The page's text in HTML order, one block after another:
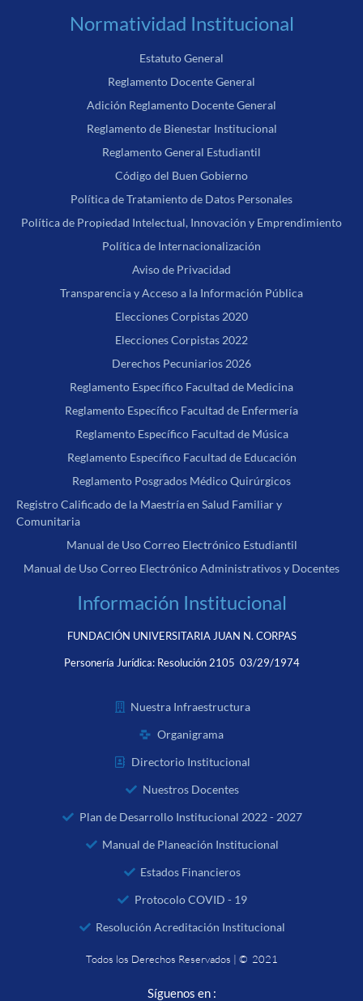
Normatividad Institucional
Estatuto General
Reglamento Docente General
Adición Reglamento Docente General
Reglamento de Bienestar Institucional
Reglamento General Estudiantil
Código del Buen Gobierno
Política de Tratamiento de Datos Personales
Política de Propiedad Intelectual, Innovación y Emprendimiento
Política de Internacionalización
Aviso de Privacidad
Transparencia y Acceso a la Información Pública
Elecciones Corpistas 2020
Elecciones Corpistas 2022
Derechos Pecuniarios 2026
Reglamento Específico Facultad de Medicina
Reglamento Específico Facultad de Enfermería
Reglamento Específico Facultad de Música
Reglamento Específico Facultad de Educación
Reglamento Posgrados Médico Quirúrgicos
Registro Calificado de la Maestría en Salud Familiar y
Comunitaria
Manual de Uso Correo Electrónico Estudiantil
Manual de Uso Correo Electrónico Administrativos y Docentes
Información Institucional
FUNDACIÓN UNIVERSITARIA JUAN N. CORPAS
Personería Jurídica: Resolución 2105 03/29/1974
Nuestra Infraestructura
Organigrama
Directorio Institucional
Nuestros Docentes
Plan de Desarrollo Institucional 2022 - 2027
Manual de Planeación Institucional
Estados Financieros
Protocolo COVID - 19
Resolución Acreditación Institucional
Todos los Derechos Reservados | © 2021
Síguenos en :